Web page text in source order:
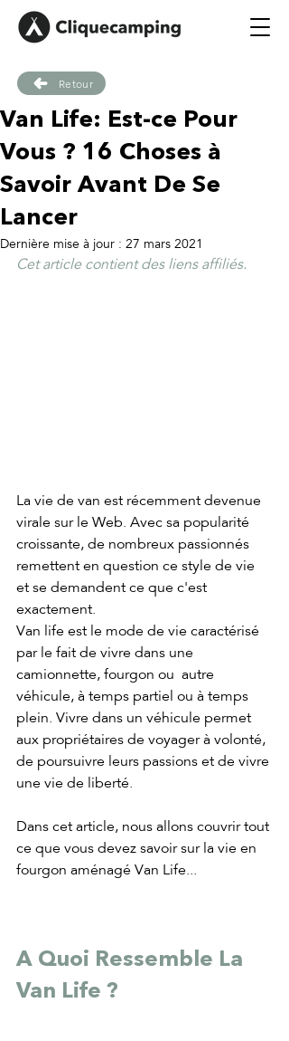
Retour
Van Life: Est-ce Pour
Vous ? 16 Choses à
Savoir Avant De Se
Lancer
Dernière mise à jour : 27 mars 2021
Cet article contient des liens affiliés.
La vie de van est récemment devenue
virale sur le Web. Avec sa popularité
croissante, de nombreux passionnés
remettent en question ce style de vie
et se demandent ce que c'est
exactement.
Van life est le mode de vie caractérisé
par le fait de vivre dans une
camionnette, fourgon ou  autre
véhicule, à temps partiel ou à temps
plein. Vivre dans un véhicule permet
aux propriétaires de voyager à volonté,
de poursuivre leurs passions et de vivre
une vie de liberté.
Dans cet article, nous allons couvrir tout
ce que vous devez savoir sur la vie en
fourgon aménagé Van Life...
A Quoi Ressemble La
Van Life ?